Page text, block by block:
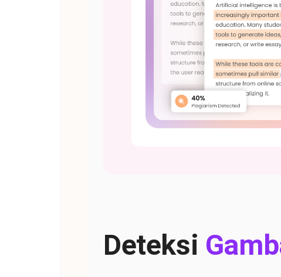
Deteksi